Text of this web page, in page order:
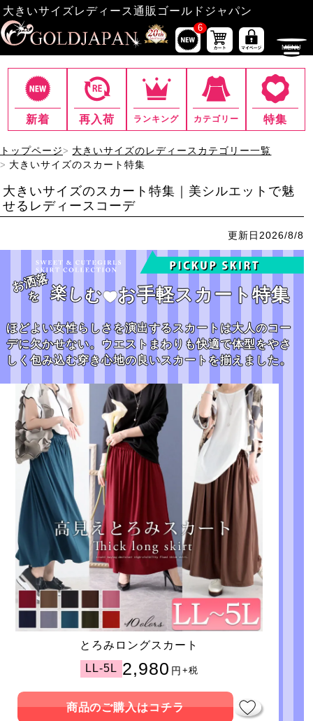
大きいサイズレディース通販ゴールドジャパン
6
新着 再入荷 ランキング カテゴリー 特集
トップページ
大きいサイズのレディースカテゴリー一覧
大きいサイズのスカート特集
大きいサイズのスカート特集｜美シルエットで魅
せるレディースコーデ
更新日2026/8/8
お洒落
を 楽しむ お手軽スカート特集
ほどよい女性らしさを演出するスカートは大人のコー
デに欠かせない。 ウエストまわりも快適で体型をやさ
しく包み込む穿き心地の良いスカートを揃えました。
とろみロングスカート
LL-5L 2,980 円 +税
商品のご購入はコチラ